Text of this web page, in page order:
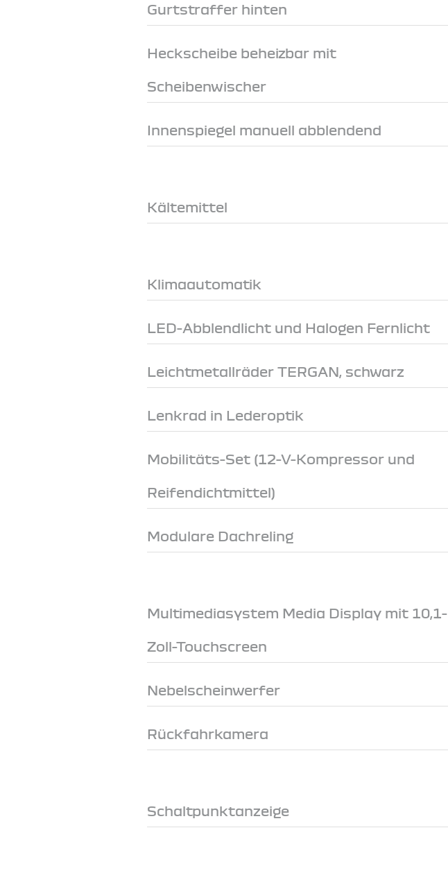
Gurtstraffer hinten
Heckscheibe beheizbar mit
Scheibenwischer
Innenspiegel manuell abblendend
Kältemittel
Klimaautomatik
LED-Abblendlicht und Halogen Fernlicht
Leichtmetallräder TERGAN, schwarz
Lenkrad in Lederoptik
Mobilitäts-Set (12-V-Kompressor und
Reifendichtmittel)
Modulare Dachreling
Multimediasystem Media Display mit 10,1-
Zoll-Touchscreen
Nebelscheinwerfer
Rückfahrkamera
Schaltpunktanzeige